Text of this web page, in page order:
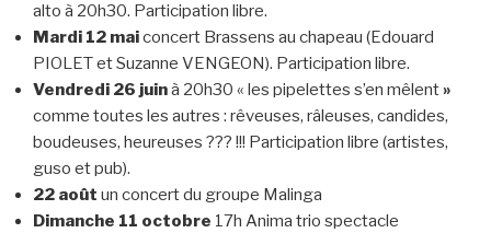
alto à 20h30. Participation libre.
Mardi 12 maiconcert Brassens au chapeau (Edouard
PIOLET et Suzanne VENGEON). Participation libre.
Vendredi 26 juinà 20h30 « les pipelettes s’en mêlent »
comme toutes les autres : rêveuses, râleuses, candides,
boudeuses, heureuses ??? !!! Participation libre (artistes,
guso et pub).
22 août un concert du groupe Malinga
Dimanche 11 octobre 17h Anima trio spectacle